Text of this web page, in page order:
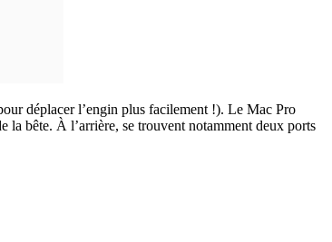
déplacer l’engin plus facilement !). Le Mac Pro
bête. À l’arrière, se trouvent notamment deux ports